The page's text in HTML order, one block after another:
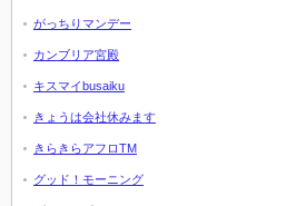
がっちりマンデー
カンブリア宮殿
キスマイbusaiku
きょうは会社休みます
きらきらアフロTM
グッド！モーニング